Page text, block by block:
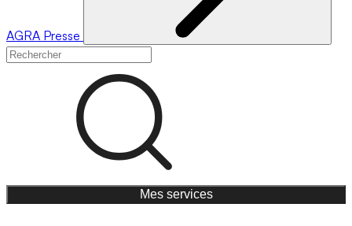
AGRA Presse
Mes services